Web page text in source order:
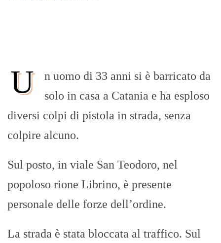
U
n uomo di 33 anni si è barricato da
solo in casa a Catania e ha esploso
diversi colpi di pistola in strada, senza
colpire alcuno.
Sul posto, in viale San Teodoro, nel
popoloso rione Librino, è presente
personale delle forze dell’ordine.
La strada è stata bloccata al traffico. Sul